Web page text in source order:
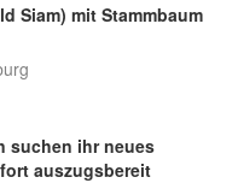
Siam) mit Stammbaum
suchen ihr neues
auszugsbereit